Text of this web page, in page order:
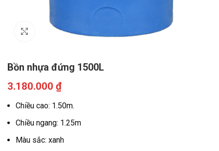
Click to enlarge
Bồn nhựa đứng 1500L
3.180.000 ₫
Chiều cao: 1.50m.
Chiều ngang: 1.25m
Màu sắc: xanh